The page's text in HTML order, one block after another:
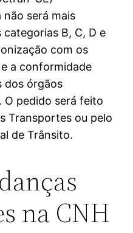
será mais
B, C, D e
com os
a conformidade
dos órgãos
O pedido será feito
Transportes ou pelo
de Trânsito.
na CNH